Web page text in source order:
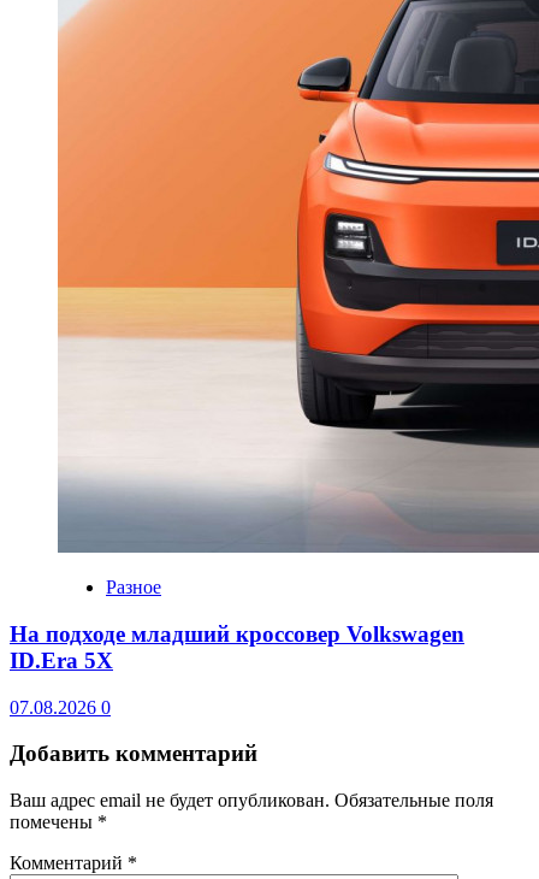
Разное
На подходе младший кроссовер Volkswagen
ID.Era 5X
07.08.2026 0
Добавить комментарий
Ваш адрес email не будет опубликован. Обязательные поля
помечены *
Комментарий *